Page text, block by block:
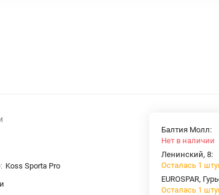
Koss Sporta Pro
Балтия Молл:
Нет в наличии
Ленинский, 8:
Осталась 1
EUROSPAR,
Осталась 1